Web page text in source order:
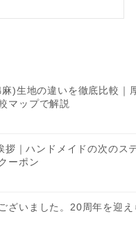
)生地の違いを徹底比較｜
マップで解説
｜ハンドメイドの次のス
ーポン
ざいました。20周年を迎え